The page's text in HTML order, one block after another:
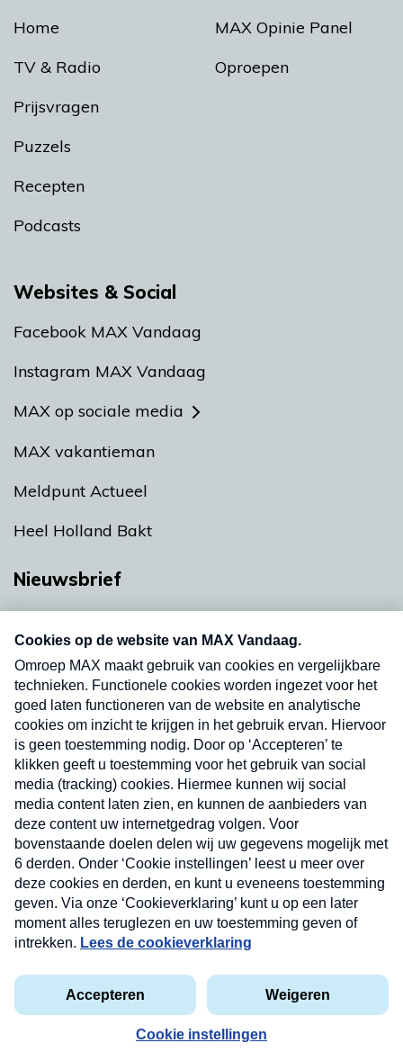
Home
TV & Radio
Prijsvragen
Puzzels
Recepten
Podcasts
MAX Opinie Panel
Oproepen
Websites & Social
Facebook MAX Vandaag
Instagram MAX Vandaag
MAX op sociale media
MAX vakantieman
Meldpunt Actueel
Heel Holland Bakt
Nieuwsbrief
nieuwsbrief. Elke vrijdag- en dinsdagochtend in
uw mailbox.
Verzend
Privacyverklaring
Cookieverklaring
Kwetsbaarheid melden
Copyright © 2026 MAX Vandaag - Omroep MAX
Nieuwsbrief
Neem hier een gratis abonnement op onze
nieuwsbrief. Elke vrijdag- en dinsdagochtend in uw